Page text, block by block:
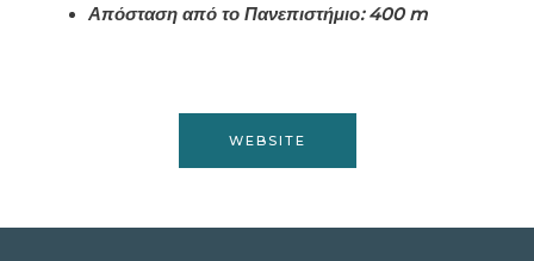
Απόσταση από το Πανεπιστήμιο: 400 m
WEBSITE